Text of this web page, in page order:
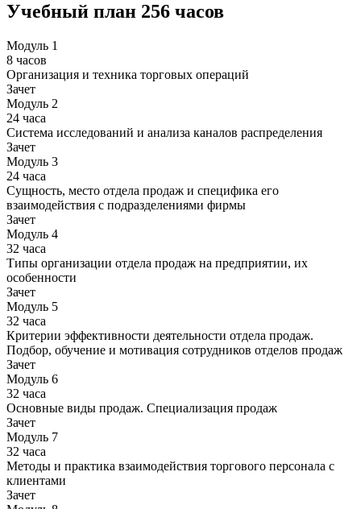
Учебный план 256 часов
Модуль 1
8 часов
Организация и техника торговых операций
Зачет
Модуль 2
24 часа
Система исследований и анализа каналов распределения
Зачет
Модуль 3
24 часа
Сущность, место отдела продаж и специфика его
взаимодействия с подразделениями фирмы
Зачет
Модуль 4
32 часа
Типы организации отдела продаж на предприятии, их
особенности
Зачет
Модуль 5
32 часа
Критерии эффективности деятельности отдела продаж.
Подбор, обучение и мотивация сотрудников отделов продаж
Зачет
Модуль 6
32 часа
Основные виды продаж. Специализация продаж
Зачет
Модуль 7
32 часа
Методы и практика взаимодействия торгового персонала с
клиентами
Зачет